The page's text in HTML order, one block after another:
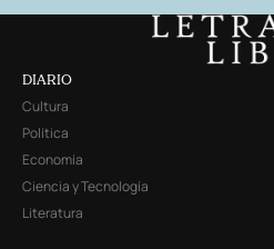
DIARIO
Cultura
Política
Economía
Ciencia y Tecnología
Literatura